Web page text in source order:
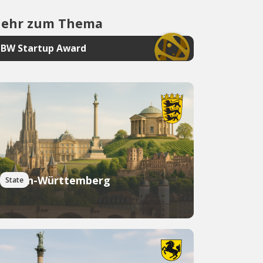
zum Thema
BW Startup Award
State
Baden-Württemberg